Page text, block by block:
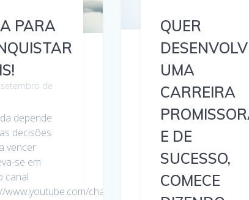
PARA
de
depende
decisões
vencer
se em
canal
www.youtube.com/channel/UCf7yNvEJaW4PG8bh-
QUER
UMA
CARREIRA
E DE
SUCESSO,
COMECE